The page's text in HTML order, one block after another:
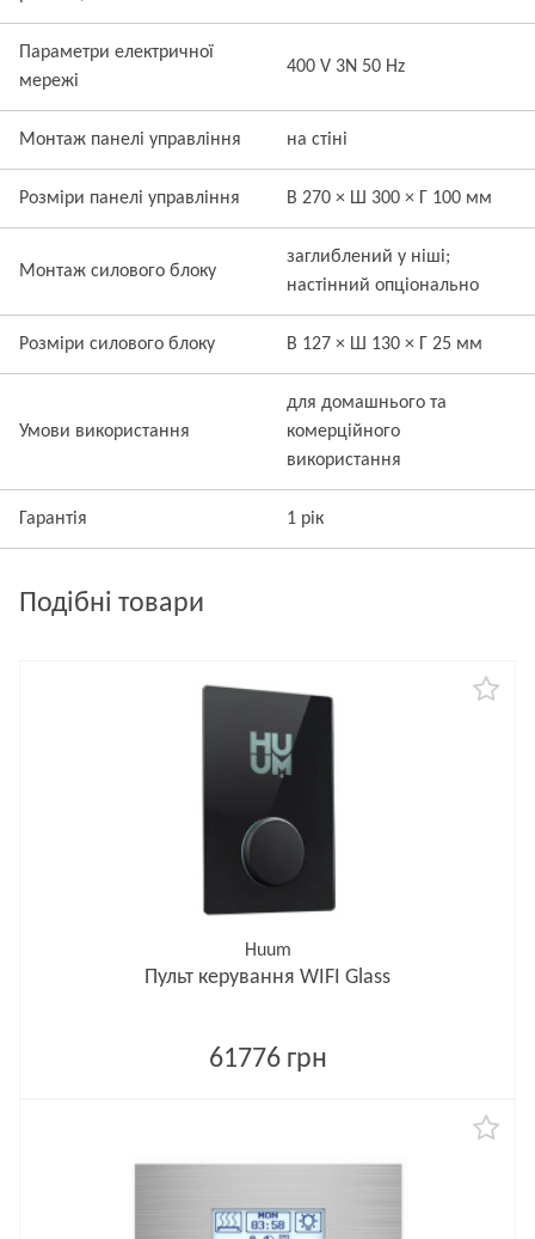
Параметри електричної
мережі
400 V 3N 50 Hz
Монтаж панелі управління на стіні
Розміри панелі управління В 270 × Ш 300 × Г 100 мм
Монтаж силового блоку
заглиблений у ніші;
настінний опціонально
Розміри силового блоку В 127 × Ш 130 × Г 25 мм
Умови використання
для домашнього та
комерційного
використання
Гарантія 1 рік
Подібні товари
Huum
Пульт керування WIFI Glass
61776 грн